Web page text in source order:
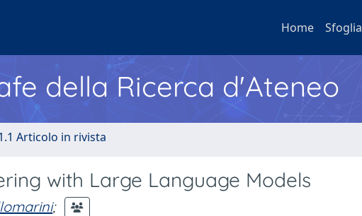
Home Sfoglia
della Ricerca d'Ateneo
Articolo in rivista
with Large Language Models
;